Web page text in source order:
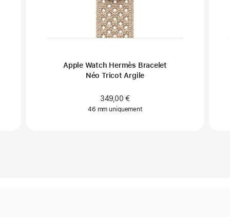
Apple Watch Hermès Bracelet
Néo Tricot Argile
349,00 €
46 mm uniquement